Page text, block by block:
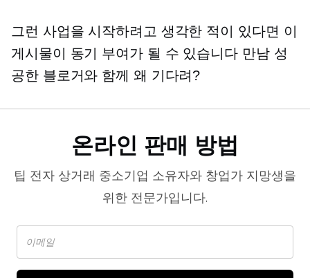
그런 사업을 시작하려고 생각한 적이 있다면 이
게시물이 동기 부여가 될 수 있습니다 만남성
공한 블로거와 함께 왜 기다려?
온라인 판매 방법
팁 전자 상거래 중소기업 소유자와 창업가 지망생을
위한 전문가입니다.